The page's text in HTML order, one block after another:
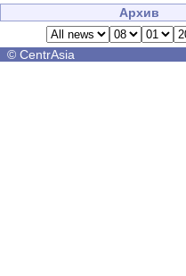
Архив
© CentrAsia